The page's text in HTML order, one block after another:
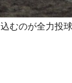
むのが全力投